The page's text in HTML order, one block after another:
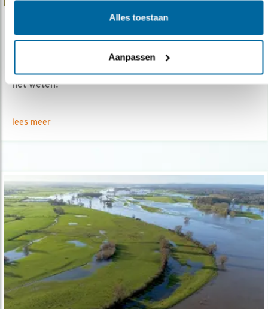
Alles toestaan
Aanpassen
het weten!
lees meer